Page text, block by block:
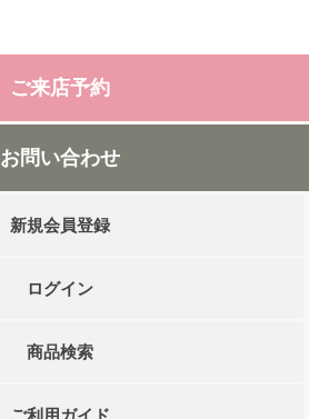
ご来店予約
お問い合わせ
新規会員登録
ログイン
商品検索
ご利用ガイド